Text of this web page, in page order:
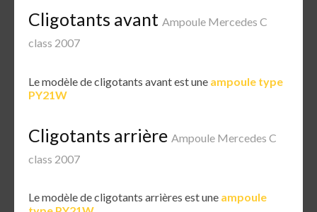
Cligotants avant Ampoule Mercedes C
class 2007
Le modèle de cligotants avant est une ampoule type
PY21W
Cligotants arrière Ampoule Mercedes C
class 2007
Le modèle de cligotants arrières est une ampoule